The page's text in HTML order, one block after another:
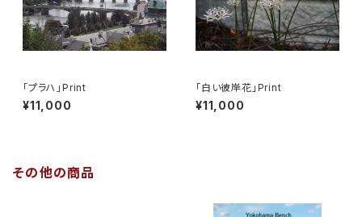
「プラハ」Print
¥11,000
「白い彼岸花」Print
¥11,000
その他の商品